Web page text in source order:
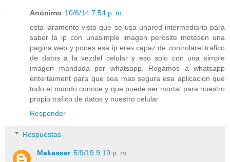
Anónimo 10/6/14 7:54 p. m.
esta laramente visto que se usa unared intermediaria para
saber la ip con unasimple imagen perosite metesen una
pagina web y pones esa ip eres capaz de controlarel trafico
de datos a la vezdel celular y eso solo con una simple
imagen mandada por whatsapp. Rogamos a whatsapp
entertaiment para que sea mas segura esa aplicacion que
todo el mundo conoce y que puede ser mortal para nuestro
propio trafico de datos y nuestro celular
Responder
Respuestas
Makassar 5/9/19 9:19 p. m.